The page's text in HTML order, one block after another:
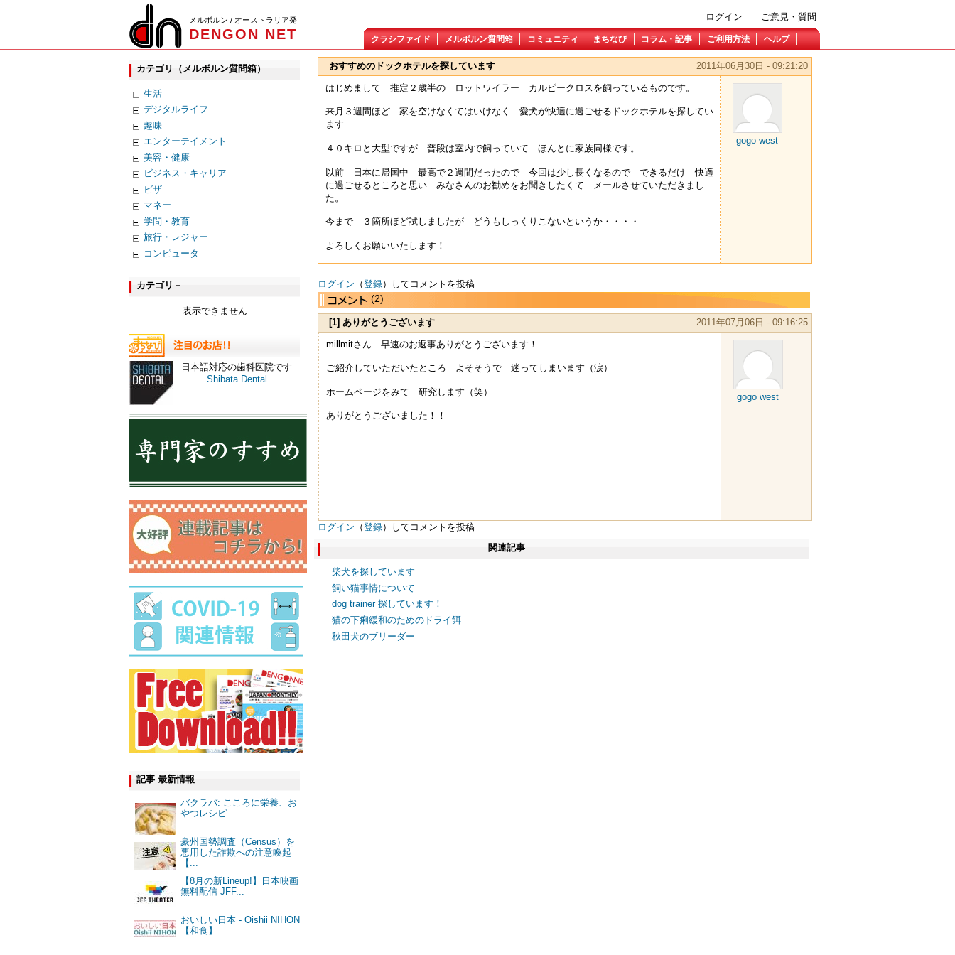
メルボルン / オーストラリア発
DENGON NET
ご意見・質問
ログイン
クラシファイド メルボルン質問箱 コミュニティ まちなび コラム・記事 ご利用方法 ヘルプ
カテゴリ（メルボルン質問箱）
生活
デジタルライフ
趣味
エンターテイメント
美容・健康
ビジネス・キャリア
ビザ
マネー
学問・教育
旅行・レジャー
コンピュータ
カテゴリ－
表示できません
日本語対応の歯科医院です
Shibata Dental
記事 最新情報
バクラバ: こころに栄養、お
やつレシピ
豪州国勢調査（Census）を
悪用した詐欺への注意喚起
【...
【8月の新Lineup!】日本映画
無料配信 JFF...
おいしい日本 - Oishii NIHON
【和食】
おすすめのドックホテルを探しています 2011年06月30日 - 09:21:20
はじめまして 推定２歳半の ロットワイラー カルピークロスを飼っているものです。
来月３週間ほど 家を空けなくてはいけなく 愛犬が快適に過ごせるドックホテルを探してい
ます
４０キロと大型ですが 普段は室内で飼っていて ほんとに家族同様です。
以前 日本に帰国中 最高で２週間だったので 今回は少し長くなるので できるだけ 快適
に過ごせるところと思い みなさんのお勧めをお聞きしたくて メールさせていただきまし
た。
今まで ３箇所ほど試しましたが どうもしっくりこないというか・・・・
よろしくお願いいたします！
gogo west
ログイン （登録）してコメントを投稿
(2)
[1] ありがとうございます 2011年07月06日 - 09:16:25
millmitさん 早速のお返事ありがとうございます！
ご紹介していただいたところ よそそうで 迷ってしまいます（涙）
ホームページをみて 研究します（笑）
ありがとうございました！！
gogo west
ログイン （登録）してコメントを投稿
関連記事
柴犬を探しています
飼い猫事情について
dog trainer 探しています！
猫の下痢緩和のためのドライ餌
秋田犬のブリーダー